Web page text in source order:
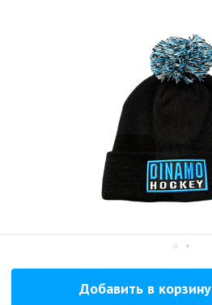
Добавить в корзину